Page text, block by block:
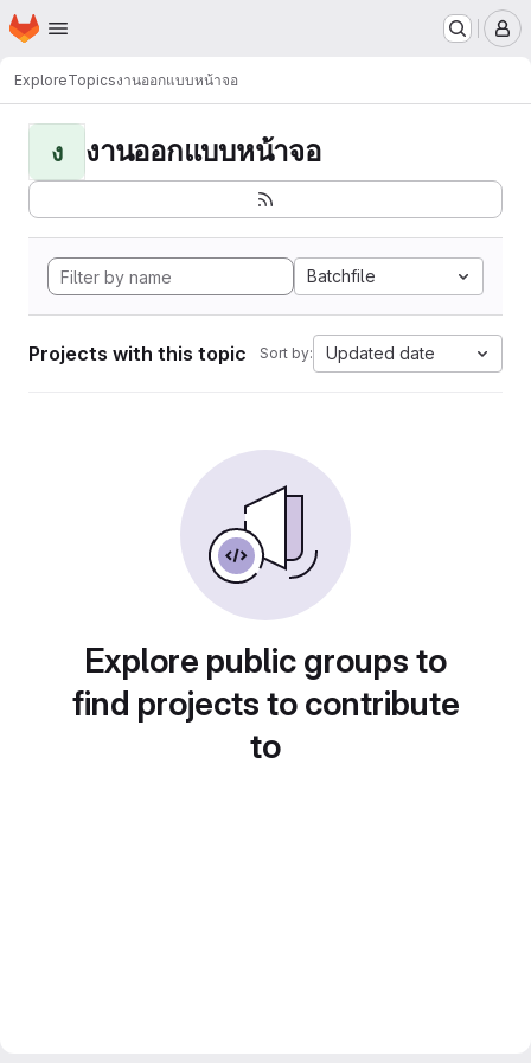
Skip to main content
Homepage
ExploreTopicsงานออกแบบหน้าจอ
ง งานออกแบบหน้าจอ
Batchfile
Projects with this topic Sort by: Updated date
Explore public groups to
find projects to contribute
to